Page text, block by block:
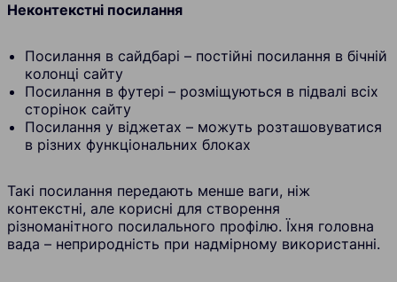
Неконтекстні посилання
Посилання в сайдбарі – постійні посилання в бічній
колонці сайту
Посилання в футері – розміщуються в підвалі всіх
сторінок сайту
Посилання у віджетах – можуть розташовуватися
в різних функціональних блоках
Такі посилання передають менше ваги, ніж
контекстні, але корисні для створення
різноманітного посилального профілю. Їхня головна
вада – неприродність при надмірному використанні.